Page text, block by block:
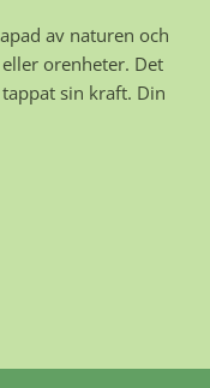
av naturen och
orenheter. Det
sin kraft. Din